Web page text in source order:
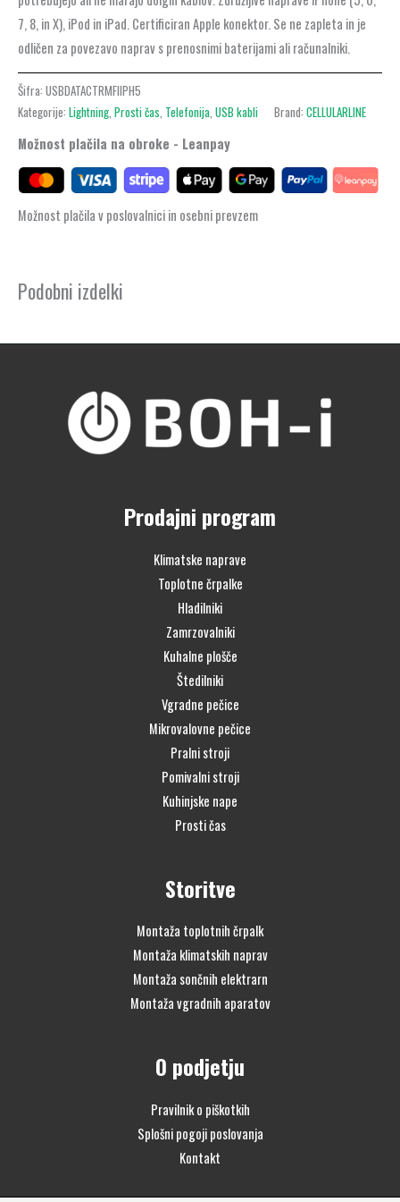
7, 8, in X), iPod in iPad. Certificiran Apple konektor. Se ne zapleta in je
odličen za povezavo naprav s prenosnimi baterijami ali računalniki.
Šifra: USBDATACTRMFIIPH5
Kategorije: Lightning Prosti čas Telefonija USB kabli Brand: CELLULARLINE
Možnost plačila na obroke - Leanpay
Možnost plačila v poslovalnici in osebni prevzem
Podobni izdelki
Prodajni program
Klimatske naprave
Toplotne črpalke
Hladilniki
Zamrzovalniki
Kuhalne plošče
Štedilniki
Vgradne pečice
Mikrovalovne pečice
Pralni stroji
Pomivalni stroji
Kuhinjske nape
Prosti čas
Storitve
Montaža toplotnih črpalk
Montaža klimatskih naprav
Montaža sončnih elektrarn
Montaža vgradnih aparatov
O podjetju
Pravilnik o piškotkih
Splošni pogoji poslovanja
Kontakt